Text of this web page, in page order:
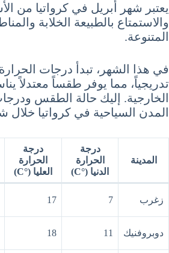
يعتبر شهر أبريل في كرواتيا من
والاستمتاع بالطبيعة الخلابة
المتنوعة.
في هذا الشهر، تبدأ درجات
تدريجياً، مما يوفر طقساً معتدلاً
الخارجية. إليك حالة الطقس
المدن السياحية في كرواتيا خلال
المدينة
درجة
الحرارة
الدنيا (°C)
درجة
الحرارة
العليا (°C)
زغرب 7
17
دوبروفنيك 11
18